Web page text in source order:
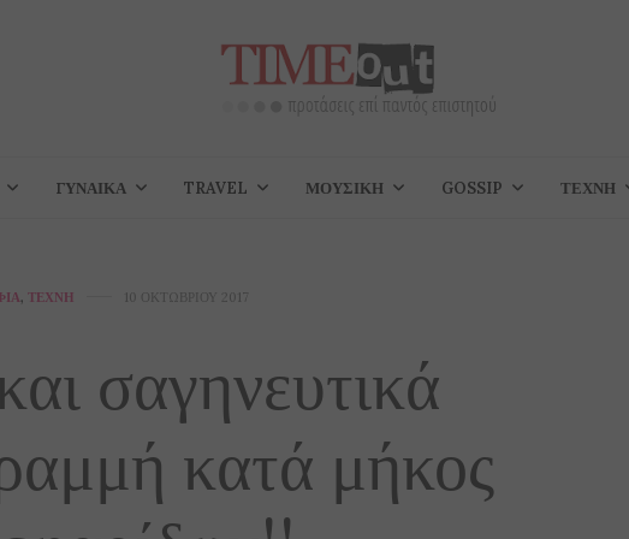
ΓΥΝΑΊΚΑ TRAVEL ΜΟΥΣΙΚΉ GOSSIP ΤΈΧΝΗ
, ΤΈΧΝΗ 10 ΟΚΤΩΒΡΊΟΥ 2017
σαγηνευτικά
κατά μήκος